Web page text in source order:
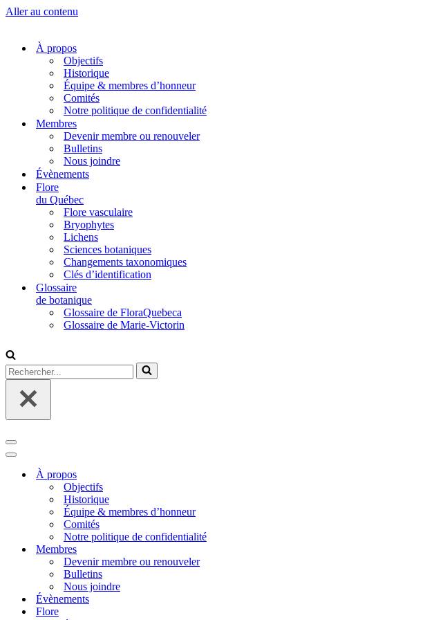
Aller au contenu
À propos
Objectifs
Historique
Équipe & membres d’honneur
Comités
Notre politique de confidentialité
Membres
Devenir membre ou renouveler
Bulletins
Nous joindre
Évènements
Flore
du Québec
Flore vasculaire
Bryophytes
Lichens
Sciences botaniques
Changements taxonomiques
Clés d’identification
Glossaire
de botanique
Glossaire de FloraQuebeca
Glossaire de Marie-Victorin
Rechercher...
Menu
de
navigation
Menu
navigationÀ propos
Objectifs
Historique
Équipe & membres d’honneur
Comités
Notre politique de confidentialité
Membres
Devenir membre ou renouveler
Bulletins
Nous joindre
Évènements
Flore